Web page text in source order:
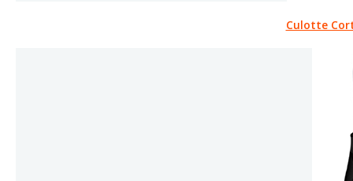
Culotte